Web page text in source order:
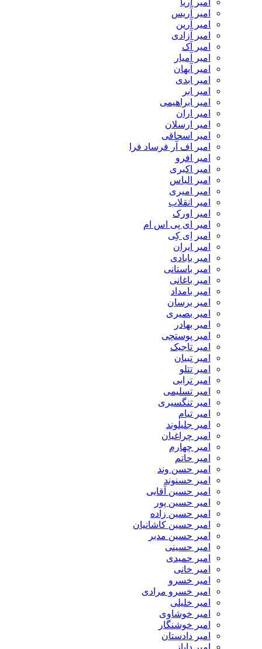
امیر آریس
امیر آرین
امیر آزادی
امیر آک
امیر آمیار
امیر آیهان
امیر ابدی
امیر ابر
امیر ابراهیمی
امیر اران
امیر ارسلان
امیر اسحاقی
امیر اف آر فرساد فرا
امیر افرو
امیر اکبری
امیر الیاس
امیر امیری
امیر انقلاب
امیر اورک
امیر ای پی اس ام
امیر اِی کِی
امیر ایران
امیر بابادی
امیر باستانی
امیر باغانی
امیر بامداد
امیر برسان
امیر بصیری
امیر بهادر
امیر پوستچی
امیر تاجیک
امیر تبیان
امیر تتلو
امیر ترابی
امیر تسلیمی
امیر تنگسیری
امیر تیام
امیر جلیلوند
امیر چراغیان
امیر چهارم
امیر حاتم
امیر حسن وند
امیر حسنوند
امیر حسین آقایی
امیر حسین پور
امیر حسین زاده
امیر حسین کاشانیان
امیر حسین مدبر
امیر حسینی
امیر حمیدی
امیر خانی
امیر خسرو
امیر خسرو مرادی
امیر خلیلی
امیر خوشاوی
امیر خوشنگار
امیر دادستان
امیر دایاز